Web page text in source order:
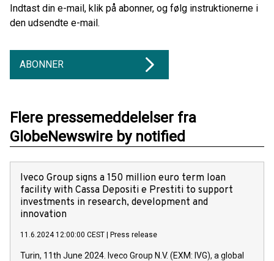
Indtast din e-mail, klik på abonner, og følg instruktionerne i
den udsendte e-mail.
ABONNER
Flere pressemeddelelser fra
GlobeNewswire by notified
Iveco Group signs a 150 million euro term loan
facility with Cassa Depositi e Prestiti to support
investments in research, development and
innovation
11.6.2024 12:00:00 CEST Press release
Turin, 11th June 2024. Iveco Group N.V. (EXM: IVG), a global